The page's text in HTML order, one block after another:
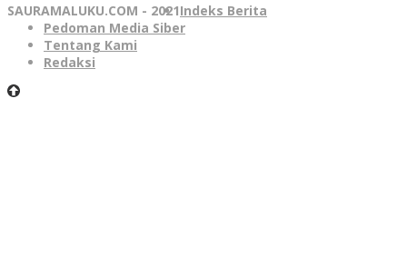
SAURAMALUKU.COM - 2021Indeks Berita
Pedoman Media Siber
Tentang Kami
Redaksi